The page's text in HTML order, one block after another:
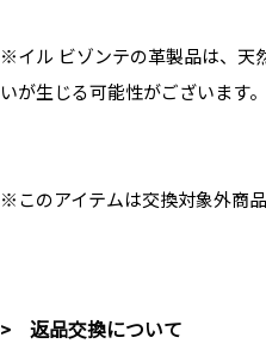
※イル ビゾンテの革製品は、天
いが生じる可能性がございます
※このアイテムは交換対象外商品
> 返品交換について